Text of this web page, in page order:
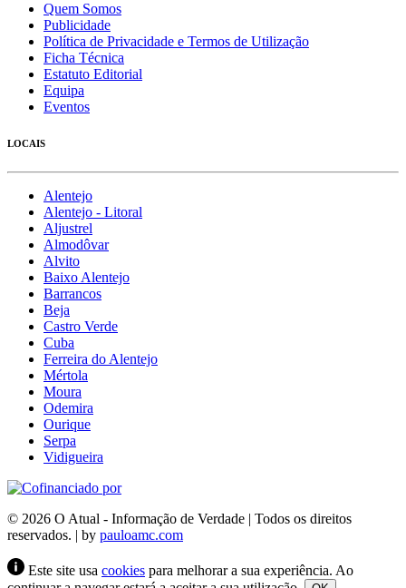
Quem Somos
Publicidade
Política de Privacidade e Termos de Utilização
Ficha Técnica
Estatuto Editorial
Equipa
Eventos
LOCAIS
Alentejo
Alentejo - Litoral
Aljustrel
Almodôvar
Alvito
Baixo Alentejo
Barrancos
Beja
Castro Verde
Cuba
Ferreira do Alentejo
Mértola
Moura
Odemira
Ourique
Serpa
Vidigueira
© 2026 O Atual - Informação de Verdade | Todos os direitos
reservados. | by pauloamc.com
Este site usa cookies para melhorar a sua experiência. Ao